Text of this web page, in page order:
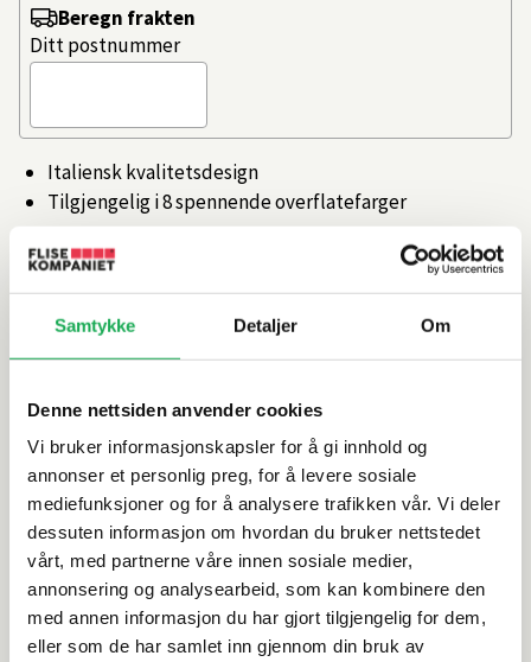
Samtykke Detaljer Om
Denne nettsiden anvender cookies
Vi bruker informasjonskapsler for å gi innhold og
annonser et personlig preg, for å levere sosiale
mediefunksjoner og for å analysere trafikken vår. Vi deler
dessuten informasjon om hvordan du bruker nettstedet
vårt, med partnerne våre innen sosiale medier,
annonsering og analysearbeid, som kan kombinere den
med annen informasjon du har gjort tilgjengelig for dem,
eller som de har samlet inn gjennom din bruk av
Italiensk kvalitetsdesign
Tilgjengelig i 8 spennende overflatefarger
Artikkelnr.101347884
Beregn frakten
Ditt postnummer
Produktinformasjon
Spesifikasjoner
Leveringsinformasjon
Alternative produkter